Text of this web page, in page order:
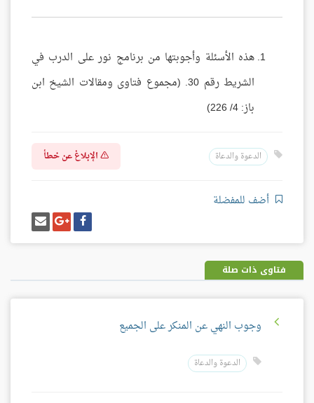
هذه الأسئلة وأجوبتها من برنامج نور على الدرب في
الشريط رقم 30. (مجموع فتاوى ومقالات الشيخ ابن
باز: 4/ 226)
الدعوة والدعاة الإبلاغ عن خطأ
أضف للمفضلة
شارك
على
فيسبوك
شارك
على
غوغل
بلس
إرسل
إيميل
فتاوى ذات صلة
وجوب النهي عن المنكر على الجميع
الدعوة والدعاة